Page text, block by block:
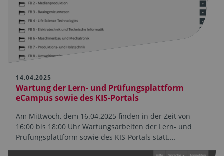
14.04.2025
Wartung der Lern- und Prüfungsplattform
eCampus sowie des KIS-Portals
Am Mittwoch, dem 16.04.2025 finden in der Zeit von
16:00 bis 18:00 Uhr Wartungsarbeiten der Lern- und
Prüfungsplattform sowie des KIS-Portals statt.…